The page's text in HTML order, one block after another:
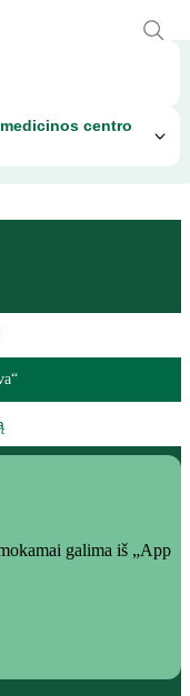
centro
galima iš „App